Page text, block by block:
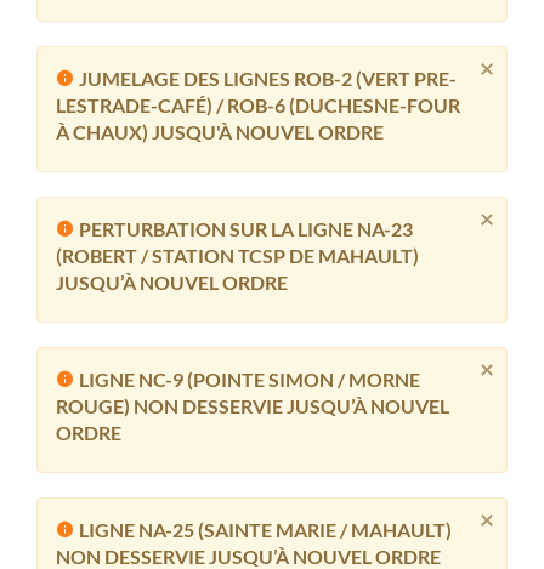
×
JUMELAGE DES LIGNES ROB-2 (VERT PRE-
LESTRADE-CAFÉ) / ROB-6 (DUCHESNE-FOUR
À CHAUX) JUSQU'À NOUVEL ORDRE
×
PERTURBATION SUR LA LIGNE NA-23
(ROBERT / STATION TCSP DE MAHAULT)
JUSQU’À NOUVEL ORDRE
×
LIGNE NC-9 (POINTE SIMON / MORNE
ROUGE) NON DESSERVIE JUSQU’À NOUVEL
ORDRE
×
LIGNE NA-25 (SAINTE MARIE / MAHAULT)
NON DESSERVIE JUSQU’À NOUVEL ORDRE